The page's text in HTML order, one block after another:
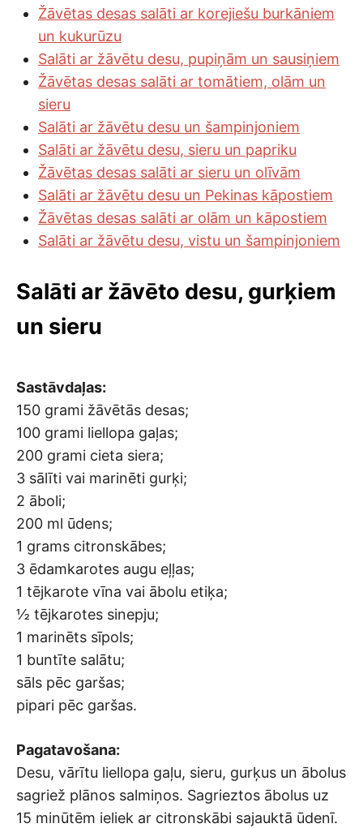
Žāvētas desas salāti ar korejiešu burkāniem
un kukurūzu
Salāti ar žāvētu desu, pupiņām un sausiņiem
Žāvētas desas salāti ar tomātiem, olām un
sieru
Salāti ar žāvētu desu un šampinjoniem
Salāti ar žāvētu desu, sieru un papriku
Žāvētas desas salāti ar sieru un olīvām
Salāti ar žāvētu desu un Pekinas kāpostiem
Žāvētas desas salāti ar olām un kāpostiem
Salāti ar žāvētu desu, vistu un šampinjoniem
Salāti ar žāvēto desu, gurķiem
un sieru
Sastāvdaļas:
150 grami žāvētās desas;
100 grami liellopa gaļas;
200 grami cieta siera;
3 sālīti vai marinēti gurķi;
2 āboli;
200 ml ūdens;
1 grams citronskābes;
3 ēdamkarotes augu eļļas;
1 tējkarote vīna vai ābolu etiķa;
½ tējkarotes sinepju;
1 marinēts sīpols;
1 buntīte salātu;
sāls pēc garšas;
pipari pēc garšas.
Pagatavošana:
Desu, vārītu liellopa gaļu, sieru, gurķus un ābolus
sagriež plānos salmiņos. Sagrieztos ābolus uz
15 minūtēm ieliek ar citronskābi sajauktā ūdenī.